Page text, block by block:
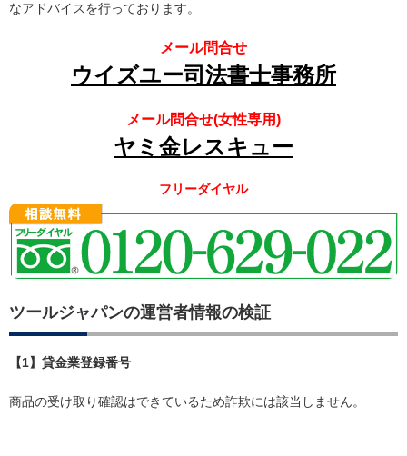
なアドバイスを行っております。
メール問合せ
ウイズユー司法書士事務所
メール問合せ(女性専用)
ヤミ金レスキュー
フリーダイヤル
ツールジャパンの運営者情報の検証
【1】貸金業登録番号
商品の受け取り確認はできているため詐欺には該当しません。